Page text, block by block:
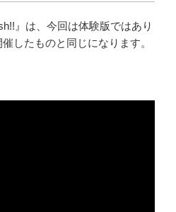
』は、今回は体験版ではあり
したものと同じになります。